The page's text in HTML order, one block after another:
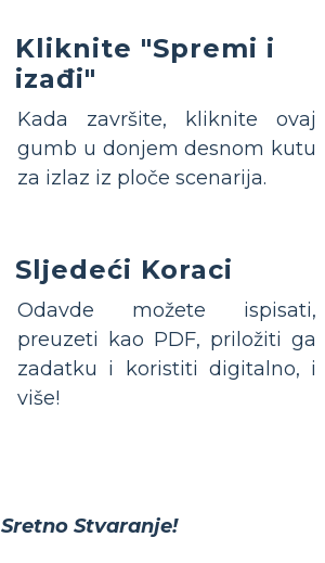
Kliknite "Spremi i
izađi"
Kada završite, kliknite ovaj
gumb u donjem desnom kutu
za izlaz iz ploče scenarija.
Sljedeći Koraci
Odavde možete ispisati,
preuzeti kao PDF, priložiti ga
zadatku i koristiti digitalno, i
više!
Sretno Stvaranje!